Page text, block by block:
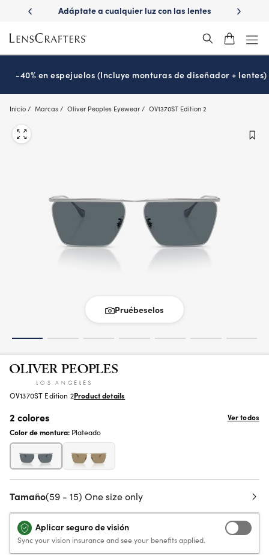
main
content
con
Adáptate a cualquier luz con las lentes
¿Es
-40% en espejuelos (Incluye monturas de diseñador + lentes)
Inicio Marcas Oliver Peoples Eyewear OV1370ST Edition 2
Pruébeselos
OV1370ST Edition 2Product details
2 colores
Ver todos
Color de montura: Plateado
Tamaño(59 - 15) One size only
Aplicar seguro de visión
Sync your vision insurance and see your benefits applied.